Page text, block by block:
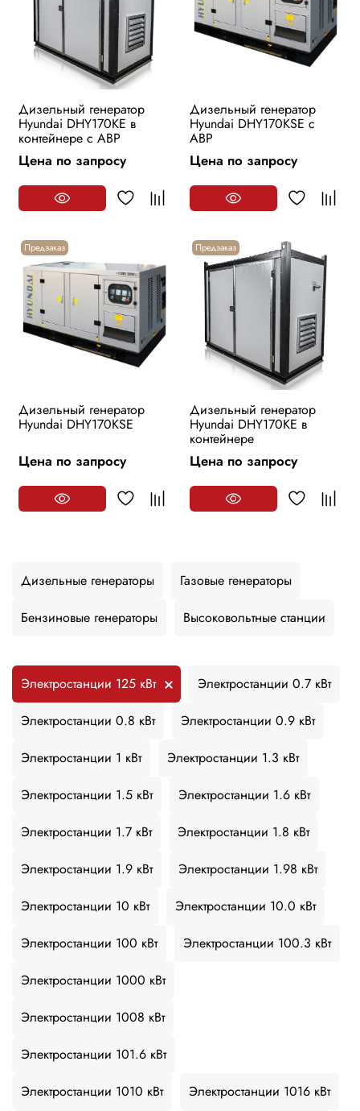
Дизельный генератор
Hyundai DHY170KE в
контейнере с АВР
Цена по запросу
Дизельный генератор
Hyundai DHY170KSE с
АВР
Цена по запросу
Предзаказ
Дизельный генератор
Hyundai DHY170KSE
Цена по запросу
Предзаказ
Дизельный генератор
Hyundai DHY170KE в
контейнере
Цена по запросу
Дизельные генераторы
Газовые генераторы
Бензиновые генераторы
Высоковольтные станции
Электростанции 125 кВт
Электростанции 0.7 кВт
Электростанции 0.8 кВт
Электростанции 0.9 кВт
Электростанции 1 кВт
Электростанции 1.3 кВт
Электростанции 1.5 кВт
Электростанции 1.6 кВт
Электростанции 1.7 кВт
Электростанции 1.8 кВт
Электростанции 1.9 кВт
Электростанции 1.98 кВт
Электростанции 10 кВт
Электростанции 10.0 кВт
Электростанции 100 кВт
Электростанции 100.3 кВт
Электростанции 1000 кВт
Электростанции 1008 кВт
Электростанции 101.6 кВт
Электростанции 1010 кВт
Электростанции 1016 кВт